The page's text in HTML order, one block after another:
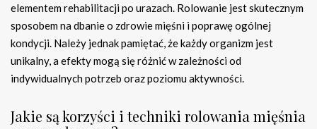
elementem rehabilitacji po urazach. Rolowanie jest skutecznym
sposobem na dbanie o zdrowie mięśni i poprawę ogólnej
kondycji. Należy jednak pamiętać, że każdy organizm jest
unikalny, a efekty mogą się różnić w zależności od
indywidualnych potrzeb oraz poziomu aktywności.
Jakie są korzyści i techniki rolowania mięśnia